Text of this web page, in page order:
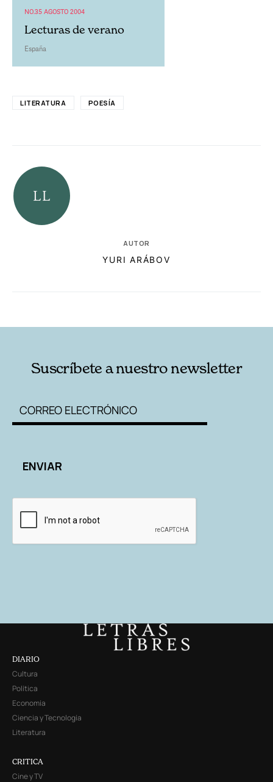
NO.35 AGOSTO 2004
Lecturas de verano
España
LITERATURA POESÍA
AUTOR
YURI ARÁBOV
Suscríbete a nuestro newsletter
DIARIO
Cultura
Política
Economía
Ciencia y Tecnología
Literatura
CRITICA
Cine y TV